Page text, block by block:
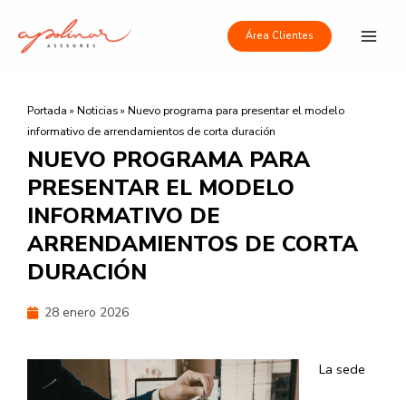
contenido
Área Clientes
Portada » Noticias» Nuevo programa para presentar el modelo
informativo de arrendamientos de corta duración
NUEVO PROGRAMA PARA
PRESENTAR EL MODELO
INFORMATIVO DE
ARRENDAMIENTOS DE CORTA
DURACIÓN
28 enero 2026
La sede